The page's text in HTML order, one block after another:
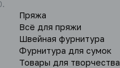
Пряжа
Всё для пряжи
Швейная фурнитура
Фурнитура для сумок
Товары для творчества